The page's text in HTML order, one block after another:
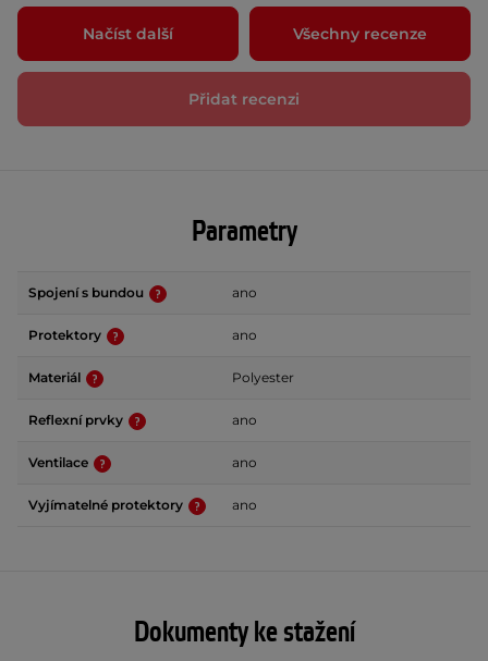
Načíst další Všechny recenze
Přidat recenzi
Parametry
Spojení s bundou ano
Protektory ano
Materiál Polyester
Reflexní prvky ano
Ventilace ano
Vyjímatelné protektory ano
Dokumenty ke stažení